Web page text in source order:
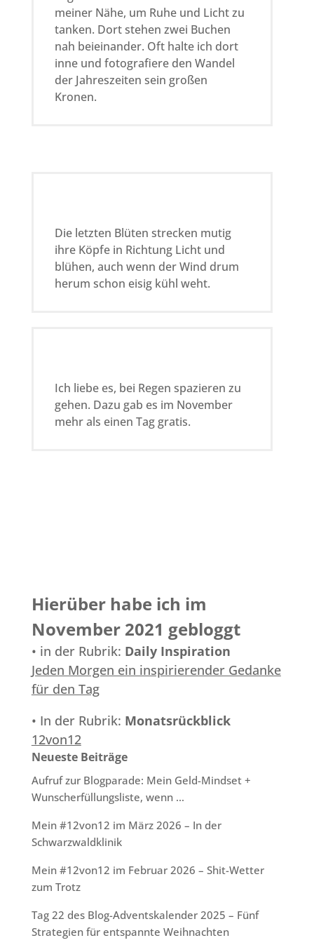
meiner Nähe, um Ruhe und Licht zu
tanken. Dort stehen zwei Buchen
nah beieinander. Oft halte ich dort
inne und fotografiere den Wandel
der Jahreszeiten sein großen
Kronen.
Die letzten Blüten strecken mutig
ihre Köpfe in Richtung Licht und
blühen, auch wenn der Wind drum
herum schon eisig kühl weht.
Ich liebe es, bei Regen spazieren zu
gehen. Dazu gab es im November
mehr als einen Tag gratis.
Hierüber habe ich im
November 2021 gebloggt
• in der Rubrik: Daily Inspiration
Jeden Morgen ein inspirierender Gedanke
für den Tag
• In der Rubrik: Monatsrückblick
12von12
Neueste Beiträge
Aufruf zur Blogparade: Mein Geld-Mindset +
Wunscherfüllungsliste, wenn …
Mein #12von12 im März 2026 – In der
Schwarzwaldklinik
Mein #12von12 im Februar 2026 – Shit-Wetter
zum Trotz
Tag 22 des Blog-Adventskalender 2025 – Fünf
Strategien für entspannte Weihnachten